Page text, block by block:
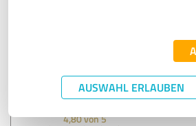
AUSWAHL ERLAUBEN
"Nach dem Projekt ist vor dem
04.12.2024 Emil D.
4,80 von 5